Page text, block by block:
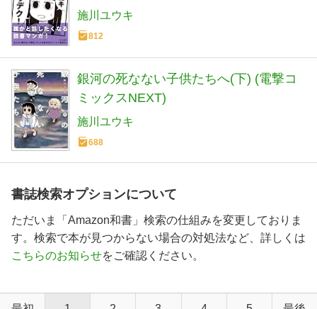
施川ユウキ
812
銀河の死なない子供たちへ(下) (電撃コ
ミックスNEXT)
施川ユウキ
688
書誌検索オプションについて
ただいま「Amazon和書」検索の仕組みを変更しておりま
す。検索で本が見つからない場合の対処法など、詳しくは
こちらのお知らせをご確認ください。